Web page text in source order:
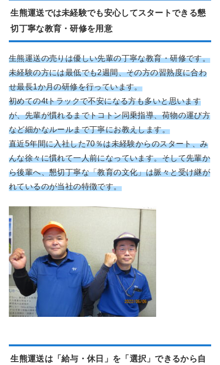
生熊運送では未経験でも安心してスタートできる懇
切丁寧な教育・研修を用意
生熊運送の売りは優しい先輩の丁寧な教育・研修です。
未経験の方には最低でも2週間、その方の習熟度に合わ
せ最長1か月の研修を行っています。
初めての4tトラックで不安になる方も多いと思います
が、先輩が慣れるまでトコトン同乗指導、荷物の運び方
など細かなルールまで丁寧にお教えします。
直近5年間に入社した70％は未経験からのスタート、み
んな徐々に慣れて一人前になっています。そして先輩か
ら後輩へ、懇切丁寧な「教育の文化」は脈々と受け継が
れているのが当社の特徴です。
生熊運送は「給与・休日」を「選択」できるから自